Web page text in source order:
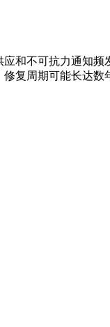
和不可抗力通知
复周期可能长达数